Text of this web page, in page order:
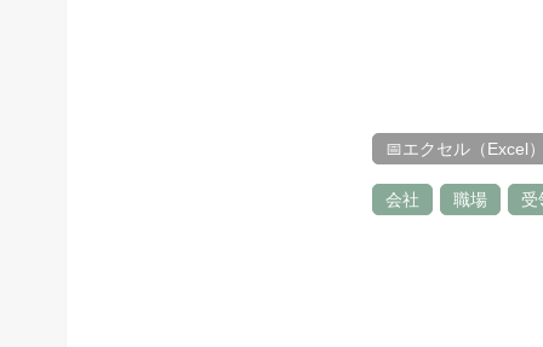
📅エクセル（Excel
会社 職場 受